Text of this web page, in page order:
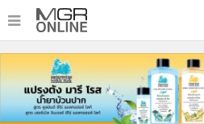
หน้าหลัก
• ทันเหตุการณ์
• ภาคใต้